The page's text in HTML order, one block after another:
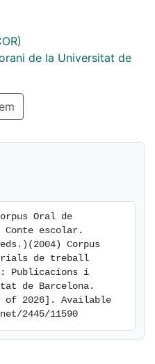
de la Universitat de
Oral de
Corpus
de treball
Publicacions i
de Barcelona.
of 2026]. Available
2445/11590